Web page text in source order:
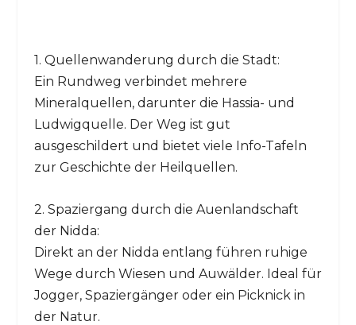
1. Quellenwanderung durch die Stadt:
Ein Rundweg verbindet mehrere
Mineralquellen, darunter die Hassia- und
Ludwigquelle. Der Weg ist gut
ausgeschildert und bietet viele Info-Tafeln
zur Geschichte der Heilquellen.
2. Spaziergang durch die Auenlandschaft
der Nidda:
Direkt an der Nidda entlang führen ruhige
Wege durch Wiesen und Auwälder. Ideal für
Jogger, Spaziergänger oder ein Picknick in
der Natur.